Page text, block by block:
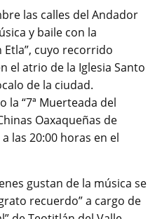
las calles del Andador
y baile con la
Etla”, cuyo recorrido
el atrio de la Iglesia Santo
de la ciudad.
la “7ª Muerteada del
Oaxaqueñas de
las 20:00 horas en el
gustan de la música se
recuerdo” a cargo de